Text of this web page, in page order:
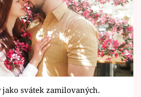
Karlovy Vary
svátek zamilovaných.